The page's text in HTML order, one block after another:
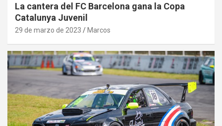
La cantera del FC Barcelona gana la Copa
Catalunya Juvenil
29 de marzo de 2023 Marcos